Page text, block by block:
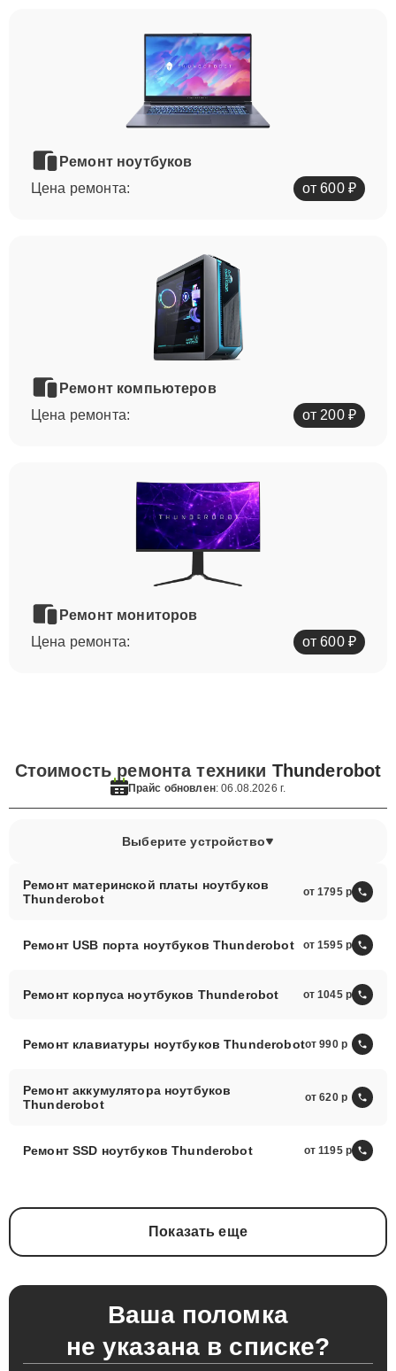
Ремонт ноутбуков
Цена ремонта:
от 600 ₽
Ремонт компьютеров
Цена ремонта:
от 200 ₽
Ремонт мониторов
Цена ремонта:
от 600 ₽
Стоимость ремонта техники Thunderobot
Прайс обновлен: 06.08.2026 г.
Выберите устройство
Ремонт материнской платы ноутбуков
Thunderobot
от 1795
Ремонт USB порта ноутбуков Thunderobot от 1595
Ремонт корпуса ноутбуков Thunderobot от 1045
Ремонт клавиатуры ноутбуков Thunderobotот 990
Ремонт аккумулятора ноутбуков
Thunderobot
от 620
Ремонт SSD ноутбуков Thunderobot от 1195
Показать еще
Ваша поломка
не указана в списке?